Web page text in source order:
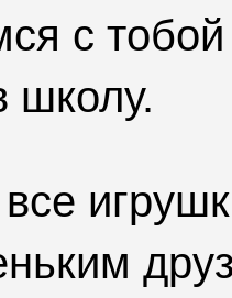
с тобой
школу.